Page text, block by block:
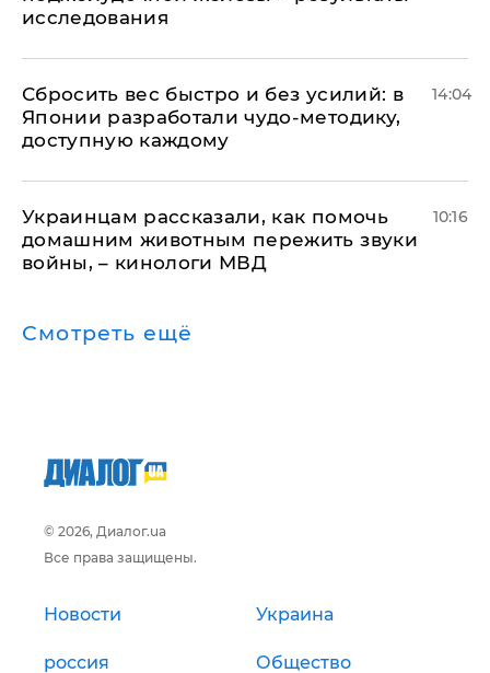
исследования
Сбросить вес быстро и без усилий: в
Японии разработали чудо-методику,
доступную каждому
14:04
Украинцам рассказали, как помочь
домашним животным пережить звуки
войны, – кинологи МВД
10:16
Смотреть ещё
© 2026, Диалог.ua
Все права защищены.
Новости Украина
россия Общество